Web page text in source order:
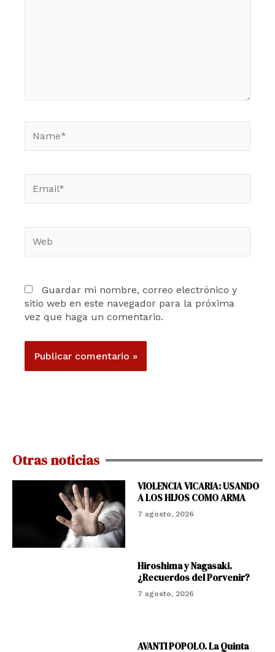
Guardar mi nombre, correo electrónico y
sitio web en este navegador para la próxima
vez que haga un comentario.
Otras noticias
VIOLENCIA VICARIA: USANDO
A LOS HIJOS COMO ARMA
7 agosto, 2026
Hiroshima y Nagasaki.
¿Recuerdos del Porvenir?
7 agosto, 2026
AVANTI POPOLO. La Quinta